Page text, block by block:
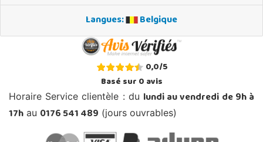
Langues:
Belgique
0,0/5
Basé sur0avis
Horaire Service clientèle : du lundi au vendredi de 9h à
17h au 0176 541 489 (jours ouvrables)